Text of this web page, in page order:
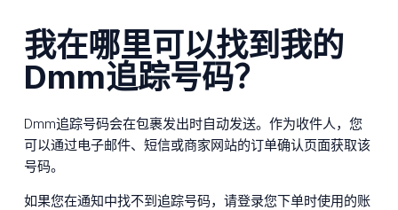
我在哪里可以找到我的
Dmm追踪号码？
Dmm追踪号码会在包裹发出时自动发送。作为收件人，您
可以通过电子邮件、短信或商家网站的订单确认页面获取该
号码。
如果您在通知中找不到追踪号码，请登录您下单时使用的账